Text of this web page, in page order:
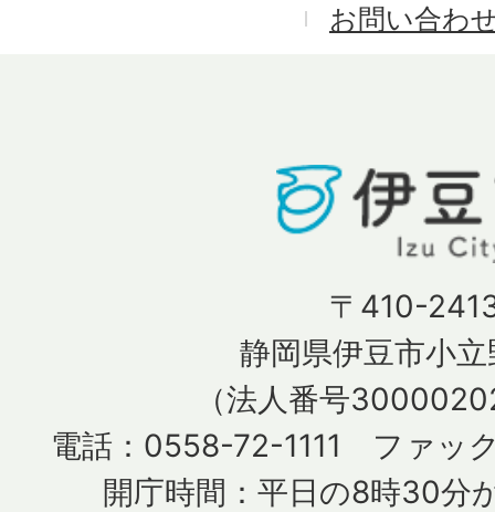
お問い合わ
〒410-
静岡県伊豆市小
（法人番号
電話：0558-72-1111 ファッ
開庁時間：平日の8時30分